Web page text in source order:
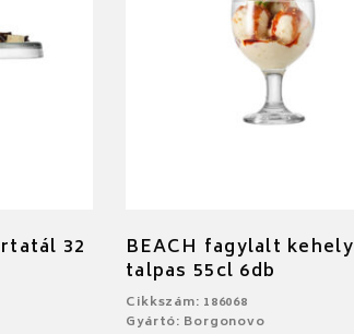
32 BEACH fagylalt kehely
talpas 55cl 6db
Cikkszám: 186068
Gyártó: Borgonovo